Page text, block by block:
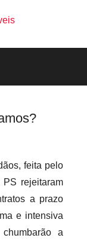
feita pelo
rejeitaram
a prazo
e intensiva
a